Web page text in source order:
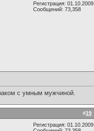
Регистрация: 01.10.2009
Сообщений: 73,358
с умным мужчиной.
#19
Регистрация: 01.10.2009